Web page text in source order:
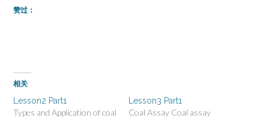
赞过：
相关
Lesson2 Part1
Types and Application of coal
Lesson3 Part1
Coal Assay Coal assay